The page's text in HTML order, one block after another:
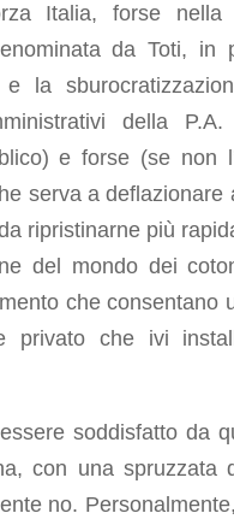
Italia, forse nella
da Toti, in
la
della P.A.
e forse (se non
serva a deflazionare
ripristinarne più
del mondo dei
che consentano
privato che ivi
soddisfatto da
con una spruzzata
no.